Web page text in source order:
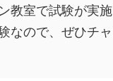
教室で試験が実
なので、ぜひチ